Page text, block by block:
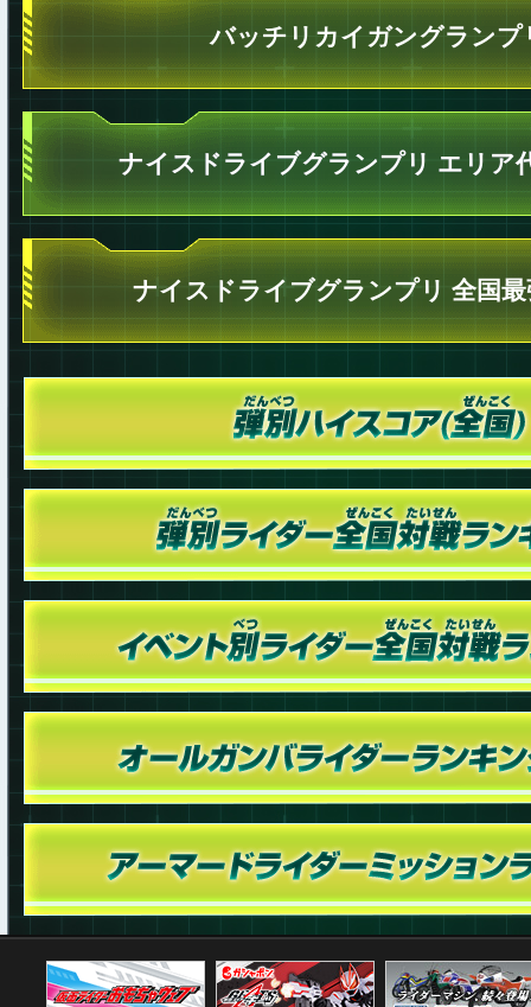
バッチリカイガングランプ
ナイスドライブグランプリ エリア
ナイスドライブグランプリ 全国